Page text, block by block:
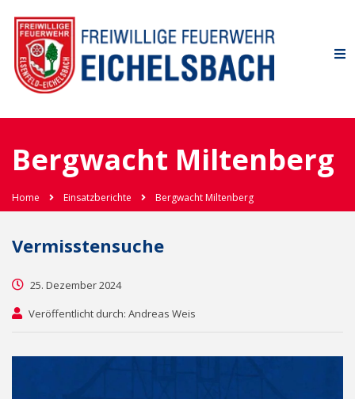
Bergwacht Miltenberg
Home Einsatzberichte Bergwacht Miltenberg
Vermisstensuche
25. Dezember 2024
Veröffentlicht durch: Andreas Weis